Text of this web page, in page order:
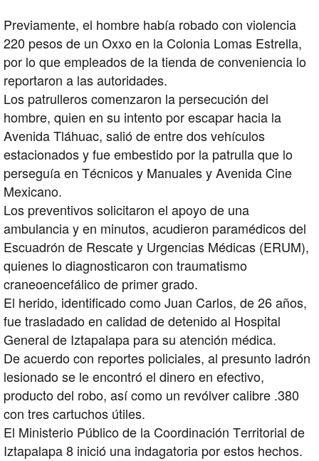
Previamente, el hombre había robado con violencia
220 pesos de un Oxxo en la Colonia Lomas Estrella,
por lo que empleados de la tienda de conveniencia lo
reportaron a las autoridades.
Los patrulleros comenzaron la persecución del
hombre, quien en su intento por escapar hacia la
Avenida Tláhuac, salió de entre dos vehículos
estacionados y fue embestido por la patrulla que lo
perseguía en Técnicos y Manuales y Avenida Cine
Mexicano.
Los preventivos solicitaron el apoyo de una
ambulancia y en minutos, acudieron paramédicos del
Escuadrón de Rescate y Urgencias Médicas (ERUM),
quienes lo diagnosticaron con traumatismo
craneoencefálico de primer grado.
El herido, identificado como Juan Carlos, de 26 años,
fue trasladado en calidad de detenido al Hospital
General de Iztapalapa para su atención médica.
De acuerdo con reportes policiales, al presunto ladrón
lesionado se le encontró el dinero en efectivo,
producto del robo, así como un revólver calibre .380
con tres cartuchos útiles.
El Ministerio Público de la Coordinación Territorial de
Iztapalapa 8 inició una indagatoria por estos hechos.